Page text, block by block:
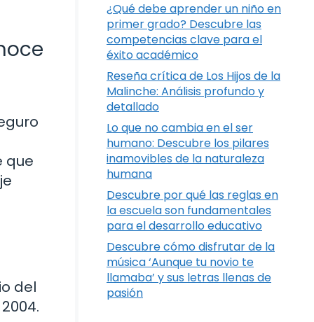
que
del
¿Qué debe aprender un niño en
primer grado? Descubre las
competencias clave para el
éxito académico
Reseña crítica de Los Hijos de la
Malinche: Análisis profundo y
detallado
Lo que no cambia en el ser
humano: Descubre los pilares
inamovibles de la naturaleza
humana
Descubre por qué las reglas en
la escuela son fundamentales
para el desarrollo educativo
Descubre cómo disfrutar de la
música ‘Aunque tu novio te
llamaba’ y sus letras llenas de
pasión